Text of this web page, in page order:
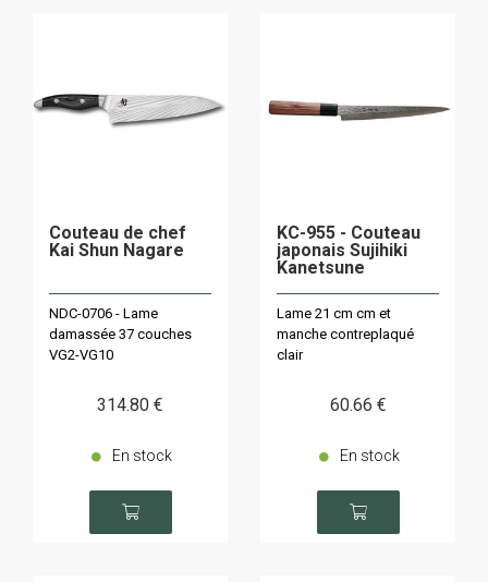
Couteau de chef
Kai Shun Nagare
NDC-0706 - Lame
damassée 37 couches
VG2-VG10
314.80 €
En stock
KC-955 - Couteau
japonais Sujihiki
Kanetsune
Lame 21 cm cm et
manche contreplaqué
clair
60.66 €
En stock